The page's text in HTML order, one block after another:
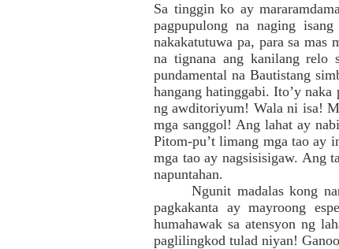
Sa tinggin ko ay
pagpupulong na naging
nakakatutuwa pa, para sa mas
na tignana ang kanilang relo
pundamental na Bautistang
hangang hatinggabi. Ito’y
ng awditoriyum! Wala ni isa!
mga sanggol! Ang lahat ay
Pitom-pu’t limang mga tao ay
mga tao ay nagsisisigaw. Ang
napuntahan.
Ngunit madalas kong
pagkakanta ay mayroong
humahawak sa atensyon ng
paglilingkod tulad niyan!